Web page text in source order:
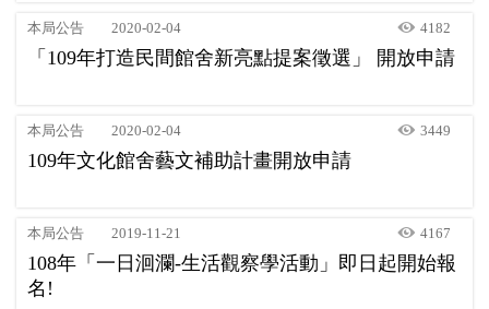
本局公告 2020-02-04 4182
「109年打造民間館舍新亮點提案徵選」 開放申請
本局公告 2020-02-04 3449
109年文化館舍藝文補助計畫開放申請
本局公告 2019-11-21 4167
108年「一日洄瀾-生活觀察學活動」即日起開始報
名!